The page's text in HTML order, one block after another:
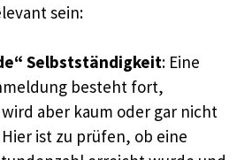
sein:
Selbstständigkeit: Eine
besteht fort,
aber kaum oder gar nicht
ist zu prüfen, ob eine